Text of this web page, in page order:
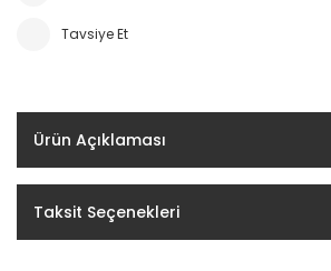
Tavsiye Et
Ürün Açıklaması
Taksit Seçenekleri